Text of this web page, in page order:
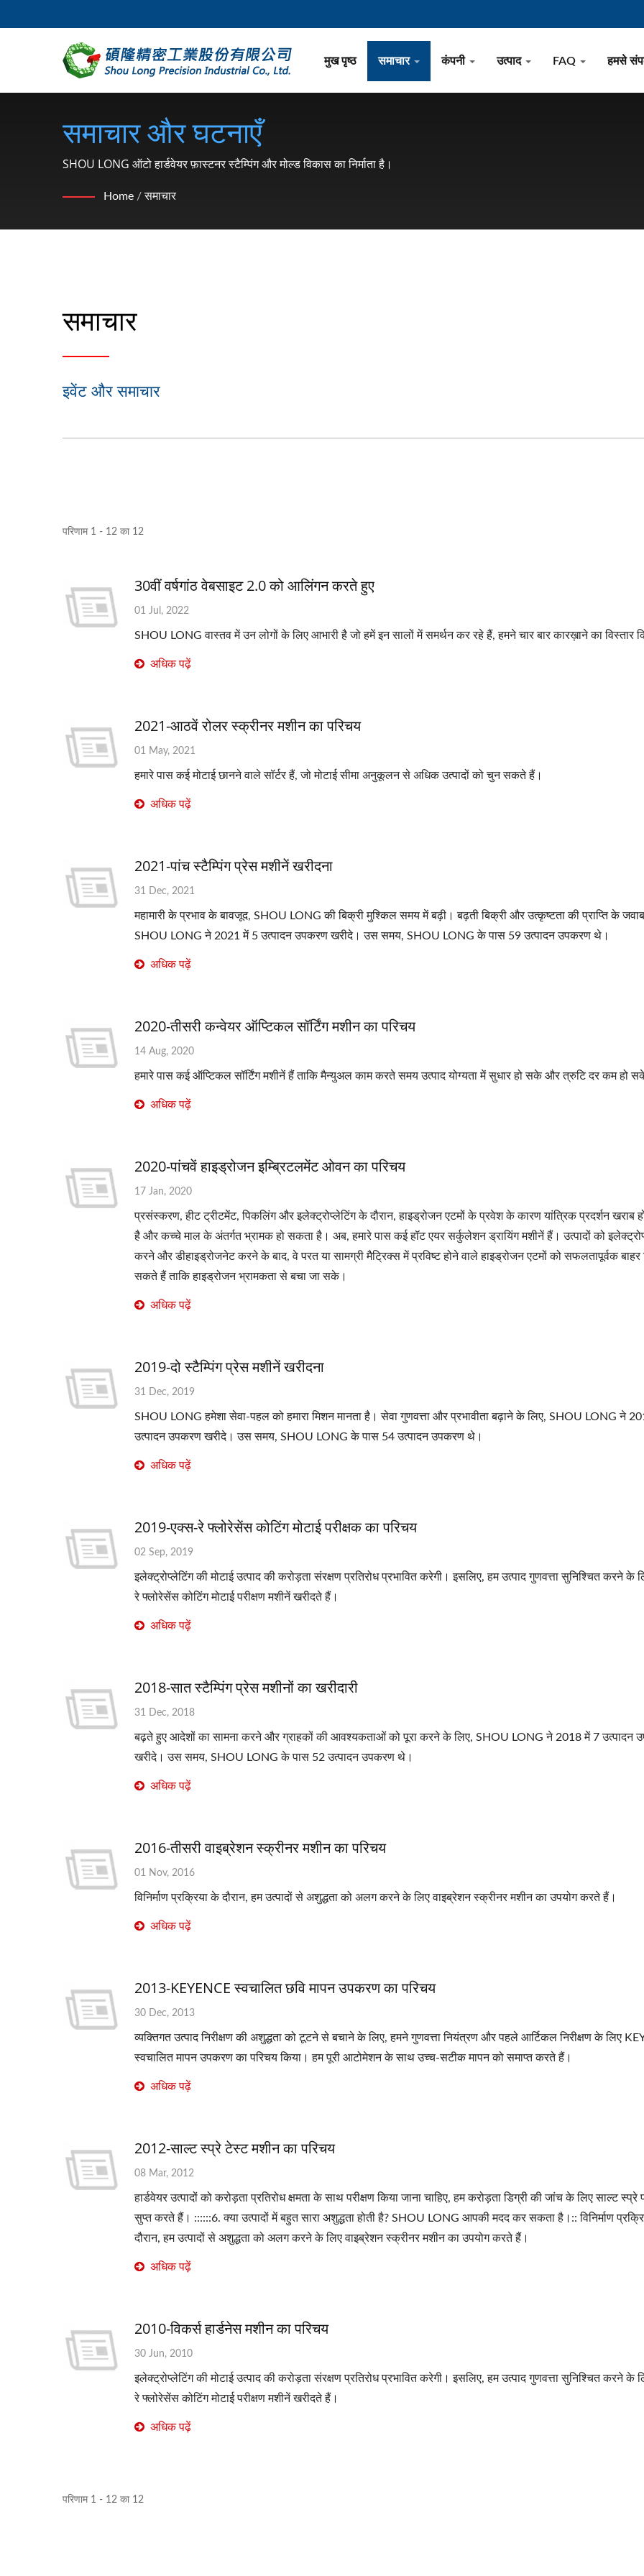
मुख पृष्ठ समाचार कंपनी उत्पाद FAQ हमसे
समाचार और घटनाएँ
SHOU LONG ऑटो हार्डवेयर फ़ास्टनर स्टैम्पिंग और मोल्ड विकास का निर्माता है।
Home / समाचार
समाचार
इवेंट और समाचार
परिणाम 1 - 12 का 12
30वीं वर्षगांठ वेबसाइट 2.0 को आलिंगन करते हुए
01 Jul, 2022
SHOU LONG वास्तव में उन लोगों के लिए आभारी है जो हमें इन सालों में समर्थन कर रहे हैं, हमने चार बार कारख़ाने का विस्तार
अधिक पढ़ें
2021-आठवें रोलर स्क्रीनर मशीन का परिचय
01 May, 2021
हमारे पास कई मोटाई छानने वाले सॉर्टर हैं, जो मोटाई सीमा अनुकूलन से अधिक उत्पादों को चुन सकते हैं।
अधिक पढ़ें
2021-पांच स्टैम्पिंग प्रेस मशीनें खरीदना
31 Dec, 2021
महामारी के प्रभाव के बावजूद, SHOU LONG की बिक्री मुश्किल समय में बढ़ी। बढ़ती बिक्री और उत्कृष्टता की प्राप्ति के
SHOU LONG ने 2021 में 5 उत्पादन उपकरण खरीदे। उस समय, SHOU LONG के पास 59 उत्पादन उपकरण थे।
अधिक पढ़ें
2020-तीसरी कन्वेयर ऑप्टिकल सॉर्टिंग मशीन का परिचय
14 Aug, 2020
हमारे पास कई ऑप्टिकल सॉर्टिंग मशीनें हैं ताकि मैन्युअल काम करते समय उत्पाद योग्यता में सुधार हो सके और त्रुटि दर कम हो
अधिक पढ़ें
2020-पांचवें हाइड्रोजन इम्ब्रिटलमेंट ओवन का परिचय
17 Jan, 2020
प्रसंस्करण, हीट ट्रीटमेंट, पिकलिंग और इलेक्ट्रोप्लेटिंग के दौरान, हाइड्रोजन एटमों के प्रवेश के कारण यांत्रिक प्रदर्शन खराब
है और कच्चे माल के अंतर्गत भ्रामक हो सकता है। अब, हमारे पास कई हॉट एयर सर्कुलेशन ड्रायिंग मशीनें हैं। उत्पादों को
करने और डीहाइड्रोजनेट करने के बाद, वे परत या सामग्री मैट्रिक्स में प्रविष्ट होने वाले हाइड्रोजन एटमों को सफलतापूर्वक बाहर
सकते हैं ताकि हाइड्रोजन भ्रामकता से बचा जा सके।
अधिक पढ़ें
2019-दो स्टैम्पिंग प्रेस मशीनें खरीदना
31 Dec, 2019
SHOU LONG हमेशा सेवा-पहल को हमारा मिशन मानता है। सेवा गुणवत्ता और प्रभावीता बढ़ाने के लिए, SHOU LONG ने
उत्पादन उपकरण खरीदे। उस समय, SHOU LONG के पास 54 उत्पादन उपकरण थे।
अधिक पढ़ें
2019-एक्स-रे फ्लोरेसेंस कोटिंग मोटाई परीक्षक का परिचय
02 Sep, 2019
इलेक्ट्रोप्लेटिंग की मोटाई उत्पाद की करोड़ता संरक्षण प्रतिरोध प्रभावित करेगी। इसलिए, हम उत्पाद गुणवत्ता सुनिश्चित करने के
रे फ्लोरेसेंस कोटिंग मोटाई परीक्षण मशीनें खरीदते हैं।
अधिक पढ़ें
2018-सात स्टैम्पिंग प्रेस मशीनों का खरीदारी
31 Dec, 2018
बढ़ते हुए आदेशों का सामना करने और ग्राहकों की आवश्यकताओं को पूरा करने के लिए, SHOU LONG ने 2018 में 7 उत्पादन
खरीदे। उस समय, SHOU LONG के पास 52 उत्पादन उपकरण थे।
अधिक पढ़ें
2016-तीसरी वाइब्रेशन स्क्रीनर मशीन का परिचय
01 Nov, 2016
विनिर्माण प्रक्रिया के दौरान, हम उत्पादों से अशुद्धता को अलग करने के लिए वाइब्रेशन स्क्रीनर मशीन का उपयोग करते हैं।
अधिक पढ़ें
2013-KEYENCE स्वचालित छवि मापन उपकरण का परिचय
30 Dec, 2013
व्यक्तिगत उत्पाद निरीक्षण की अशुद्धता को टूटने से बचाने के लिए, हमने गुणवत्ता नियंत्रण और पहले आर्टिकल निरीक्षण के लिए
स्वचालित मापन उपकरण का परिचय किया। हम पूरी आटोमेशन के साथ उच्च-सटीक मापन को समाप्त करते हैं।
अधिक पढ़ें
2012-साल्ट स्प्रे टेस्ट मशीन का परिचय
08 Mar, 2012
हार्डवेयर उत्पादों को करोड़ता प्रतिरोध क्षमता के साथ परीक्षण किया जाना चाहिए, हम करोड़ता डिग्री की जांच के लिए साल्ट स्प्रे
सुप्त करते हैं। ::::::6. क्या उत्पादों में बहुत सारा अशुद्धता होती है? SHOU LONG आपकी मदद कर सकता है।:: विनिर्माण
दौरान, हम उत्पादों से अशुद्धता को अलग करने के लिए वाइब्रेशन स्क्रीनर मशीन का उपयोग करते हैं।
अधिक पढ़ें
2010-विकर्स हार्डनेस मशीन का परिचय
30 Jun, 2010
इलेक्ट्रोप्लेटिंग की मोटाई उत्पाद की करोड़ता संरक्षण प्रतिरोध प्रभावित करेगी। इसलिए, हम उत्पाद गुणवत्ता सुनिश्चित करने के
रे फ्लोरेसेंस कोटिंग मोटाई परीक्षण मशीनें खरीदते हैं।
अधिक पढ़ें
परिणाम 1 - 12 का 12
OEM स्टैम्पिंग पार्ट्स